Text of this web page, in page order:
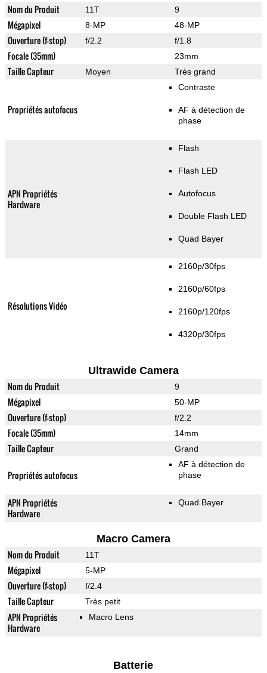
Nom du Produit 11T 9
Mégapixel 8-MP 48-MP
Ouverture (f-stop) f/2.2 f/1.8
Focale (35mm) 23mm
Taille Capteur Moyen Très grand
Propriétés autofocus
Contraste
AF à détection de
phase
APN Propriétés
Hardware
Flash
Flash LED
Autofocus
Double Flash LED
Quad Bayer
Résolutions Vidéo
2160p/30fps
2160p/60fps
2160p/120fps
4320p/30fps
Ultrawide Camera
Nom du Produit 9
Mégapixel 50-MP
Ouverture (f-stop) f/2.2
Focale (35mm) 14mm
Taille Capteur Grand
Propriétés autofocus
AF à détection de
phase
APN Propriétés
Hardware
Quad Bayer
Macro Camera
Nom du Produit 11T
Mégapixel 5-MP
Ouverture (f-stop) f/2.4
Taille Capteur Très petit
APN Propriétés
Hardware
Macro Lens
Batterie